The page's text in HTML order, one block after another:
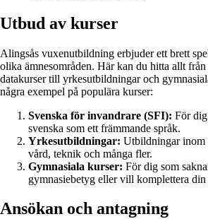
Utbud av kurser
Alingsås vuxenutbildning erbjuder ett brett
olika ämnesområden. Här kan du hitta allt
datakurser till yrkesutbildningar och
några exempel på populära kurser:
Svenska för invandrare (SFI): För
svenska som ett främmande språk.
Yrkesutbildningar: Utbildningar inom
vård, teknik och många fler.
Gymnasiala kurser: För dig som
gymnasiebetyg eller vill komplettera
Ansökan och antagning